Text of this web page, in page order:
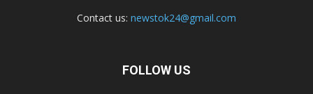
Contact us: newstok24@gmail.com
FOLLOW US